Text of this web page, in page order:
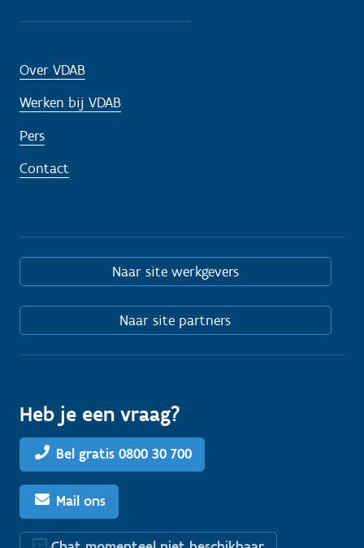
Over VDAB
Werken bij VDAB
Pers
Contact
Naar site werkgevers
Naar site partners
Heb je een vraag?
Bel gratis 0800 30 700
Mail ons